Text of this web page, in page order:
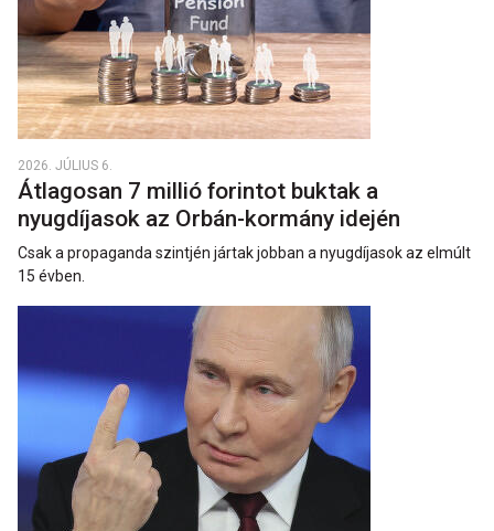
2026. JÚLIUS 6.
Átlagosan 7 millió forintot buktak a
nyugdíjasok az Orbán-kormány idején
Csak a propaganda szintjén jártak jobban a nyugdíjasok az elmúlt
15 évben.